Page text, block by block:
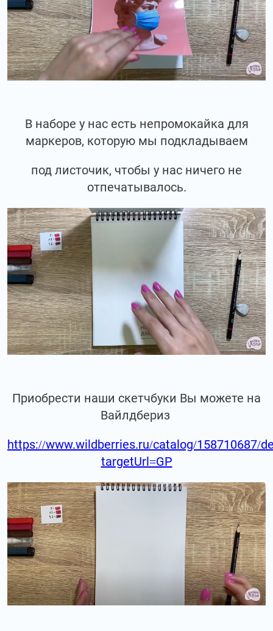
В наборе у нас есть непромокайка для
маркеров, которую мы подкладываем
под листочик, чтобы у нас ничего не
отпечатывалось.
Приобрести наши скетчбуки Вы можете на
Вайлдбериз
https://www.wildberries.ru/catalog/158710687/
targetUrl=GP